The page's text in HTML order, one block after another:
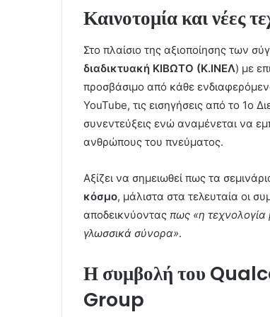
Καινοτομία και νέες
Στο πλαίσιο της αξιοποίησης των
διαδικτυακή ΚΙΒΩΤΟ (Κ.ΙΝΕΛ) με
προσβάσιμο από κάθε
YouTube, τις εισηγήσεις από το 1ο
συνεντεύξεις ενώ αναμένεται να
ανθρώπους του πνεύματος.
Αξίζει να σημειωθεί πως τα
κόσμο, μάλιστα στα τελευταία οι
αποδεικνύοντας πως «η τεχνολογία
γλωσσικά σύνορα».
Η συμβολή του
Group